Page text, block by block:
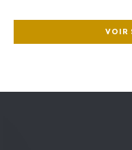
VOIR